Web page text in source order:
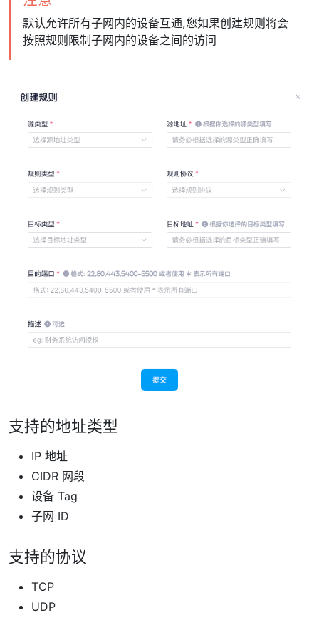
默认允许所有子网内的设备互通,您如果创建规则将会
按照规则限制子网内的设备之间的访问
支持的地址类型
IP 地址
CIDR 网段
设备 Tag
子网 ID
支持的协议
TCP
UDP